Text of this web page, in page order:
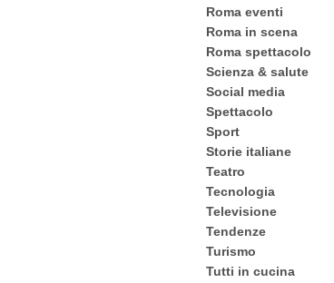
Roma eventi
Roma in scena
Roma spettacolo
Scienza & salute
Social media
Spettacolo
Sport
Storie italiane
Teatro
Tecnologia
Televisione
Tendenze
Turismo
Tutti in cucina